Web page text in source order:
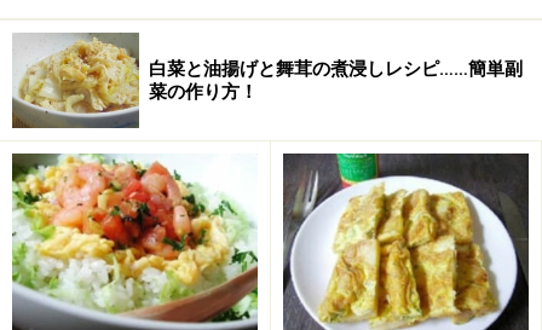
『おやつがはこびこまれてきた。ホットケーキに、クラ
ンペットに、サンドイッチに、なお三種類という、豊富
なおやつだった。』
この短編集の中には、他にもクリスマスの晩餐の場面で
はカキのスープや、七面鳥のグリル、七面鳥の栗詰め、
プラム・プディング、料理店での食事の場面では、ひら
めの切り身、ビーフステーキetc…。おいしそうなお料理
が並んでいます。
白菜と油揚げと舞茸の煮浸しレシピ……簡単副
菜の作り方！